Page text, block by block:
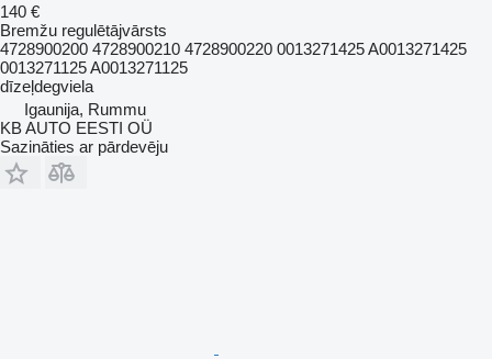
140 €
Bremžu regulētājvārsts
4728900200 4728900210 4728900220 0013271425 A0013271425
0013271125 A0013271125
dīzeļdegviela
Igaunija, Rummu
KB AUTO EESTI OÜ
Sazināties ar pārdevēju